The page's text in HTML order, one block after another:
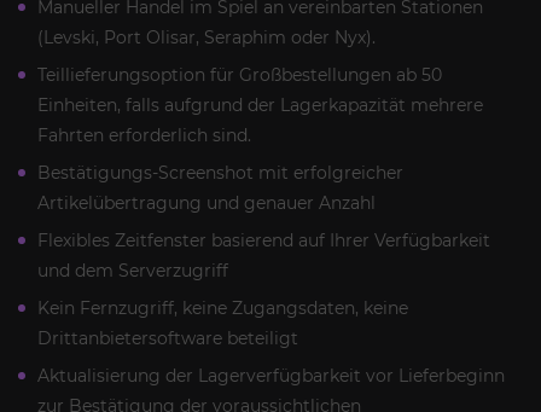
Manueller Handel im Spiel an vereinbarten Stationen
(Levski, Port Olisar, Seraphim oder Nyx).
Teillieferungsoption für Großbestellungen ab 50
Einheiten, falls aufgrund der Lagerkapazität mehrere
Fahrten erforderlich sind.
Bestätigungs-Screenshot mit erfolgreicher
Artikelübertragung und genauer Anzahl
Flexibles Zeitfenster basierend auf Ihrer Verfügbarkeit
und dem Serverzugriff
Kein Fernzugriff, keine Zugangsdaten, keine
Drittanbietersoftware beteiligt
Aktualisierung der Lagerverfügbarkeit vor Lieferbeginn
zur Bestätigung der voraussichtlichen